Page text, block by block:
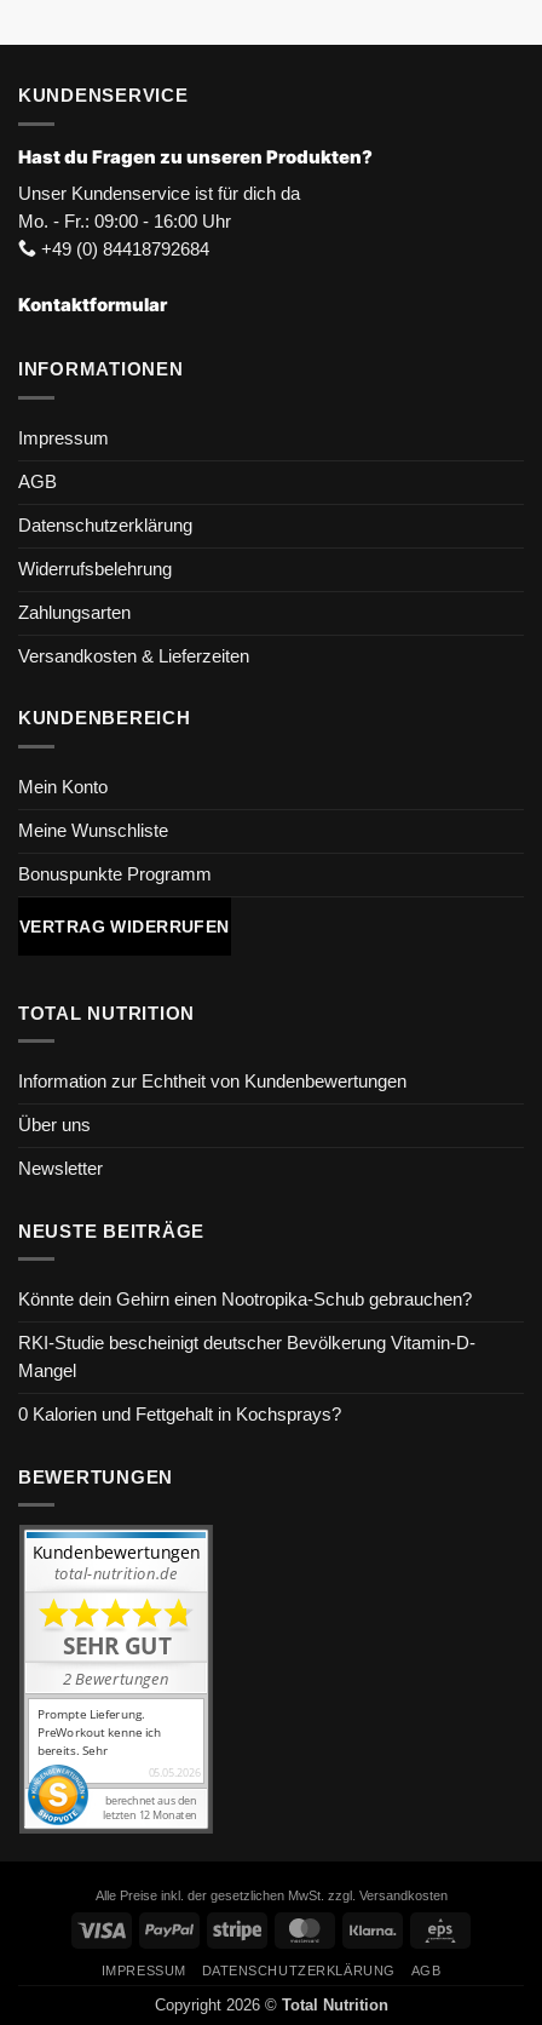
KUNDENSERVICE
Hast du Fragen zu unseren Produkten?
Unser Kundenservice ist für dich da
Mo. - Fr.: 09:00 - 16:00 Uhr
+49 (0) 84418792684
Kontaktformular
INFORMATIONEN
Impressum
AGB
Datenschutzerklärung
Widerrufsbelehrung
Zahlungsarten
Versandkosten & Lieferzeiten
KUNDENBEREICH
Mein Konto
Meine Wunschliste
Bonuspunkte Programm
VERTRAG WIDERRUFEN
TOTAL NUTRITION
Information zur Echtheit von Kundenbewertungen
Über uns
Newsletter
NEUSTE BEITRÄGE
Könnte dein Gehirn einen Nootropika-Schub gebrauchen?
RKI-Studie bescheinigt deutscher Bevölkerung Vitamin-D-
Mangel
0 Kalorien und Fettgehalt in Kochsprays?
BEWERTUNGEN
Alle Preise inkl. der gesetzlichen MwSt. zzgl. Versandkosten
Visa PayPal Stripe MasterCard Klarna
IMPRESSUM DATENSCHUTZERKLÄRUNG AGB
Copyright 2026 © Total Nutrition